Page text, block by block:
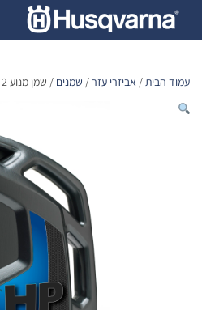
content
עמוד הבית/ אביזרי עזר/ שמנים / שמן מנוע 2 פעימות HP 4L